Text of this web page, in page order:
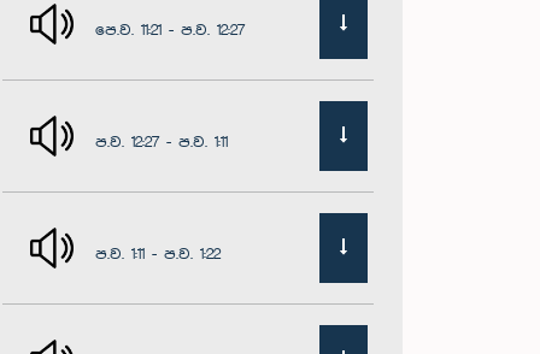
පෙ.ව. 11:21 - ප.ව. 12:27
ප.ව. 12:27 - ප.ව. 1:11
ප.ව. 1:11 - ප.ව. 1:22